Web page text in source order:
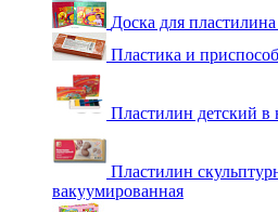
Доска для
Пластика и
Пластилин детский в
Пластилин
вакуумированная